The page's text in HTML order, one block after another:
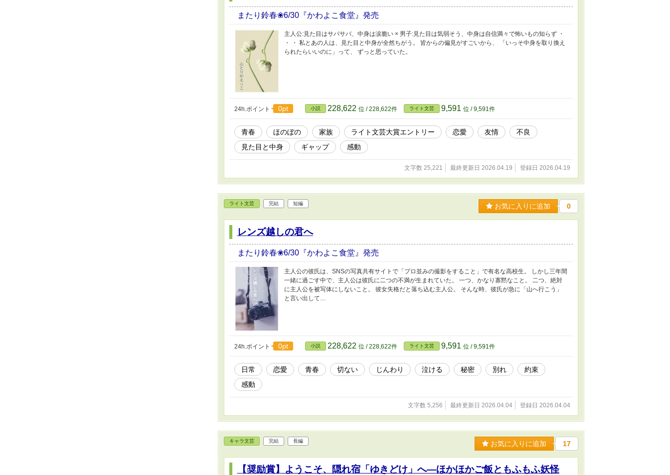
またり鈴春❀6/30『かわよこ食堂』発売
主人公:見た目はサバサバ、中身は涙脆い × 男子:見た目は気弱そう、中身は自信満々で怖いもの知らず ・
・ ・ 私とあの人は、見た目と中身が全然ちがう。 皆からの偏見がすごいから、 「いっそ中身を取り換え
られたらいいのに」って、 ずっと思っていた。
24h.ポイント 0pt 小説 228,622 位 / 228,622件 ライト文芸 9,591 位 / 9,591件
青春 ほのぼの 家族 ライト文芸大賞エントリー 恋愛 友情
不良
見た目と中身
ギャップ 感動
文字数 25,221 最終更新日 2026.04.19 登録日 2026.04.19
ライト文芸 完結 短編 お気に入りに追加 0
レンズ越しの君へ
またり鈴春❀6/30『かわよこ食堂』発売
主人公の彼氏は、SNSの写真共有サイトで「プロ並みの撮影をすること」で有名な高校生。 しかし三年間
一緒に過ごす中で、主人公は彼氏に二つの不満が生まれていた。 一つ、かなり寡黙なこと。 二つ、絶対
に主人公を被写体にしないこと。 彼女失格だと落ち込む主人公。 そんな時、彼氏が急に「山へ行こう」
と言い出して…
24h.ポイント 0pt 小説 228,622 位 / 228,622件 ライト文芸 9,591 位 / 9,591件
日常 恋愛 青春 切ない じんわり 泣ける 秘密 別れ
約束
感動
文字数 5,256 最終更新日 2026.04.04 登録日 2026.04.04
キャラ文芸 完結 長編 お気に入りに追加 17
【奨励賞】ようこそ、隠れ宿「ゆきどけ」へ―ほかほかご飯ともふもふ妖怪